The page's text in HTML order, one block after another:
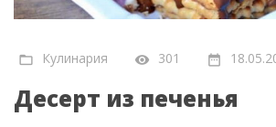
Кулинария 301
Десерт из печенья